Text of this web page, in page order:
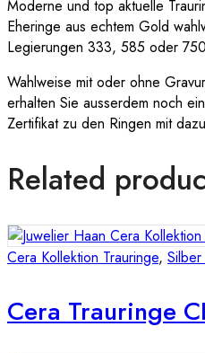
Moderne und top aktuelle
Eheringe aus echtem Gold
Legierungen 333, 585 oder
Wahlweise mit oder ohne
erhalten Sie ausserdem noch
Zertifikat zu den Ringen mit
Related
Cera Kollektion Trauringe,
Cera Trauringe